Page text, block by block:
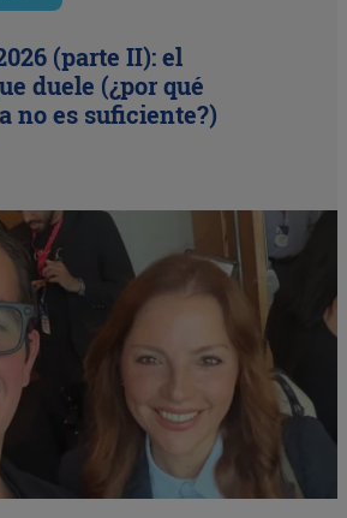
(parte II): el
duele (¿por qué
no es suficiente?)